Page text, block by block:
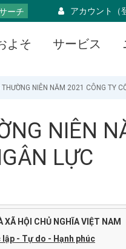
ーチ アカウント（
よそ サービス
NIÊN NĂM 2021 CÔNG TY
NIÊN
LỰC
XÃ HỘI CHỦ NGHĨA VIỆT NAM
lập - Tự do - Hạnh phúc